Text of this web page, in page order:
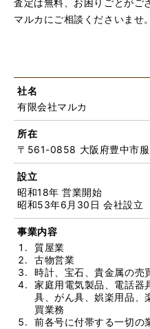
査定は無料、お困りごとがご
マルカにご相談くださいませ。
社名
有限会社マルカ
所在
〒561-0858 大阪府豊中市
設立
昭和18年 営業開始
昭和53年6月30日 会社設立
事業内容
質屋業
古物営業
時計、宝石、貴金属の売
家庭用電気製品、電話器
具、がん具、娯楽用品、
買業務
前各号に付帯する一切の